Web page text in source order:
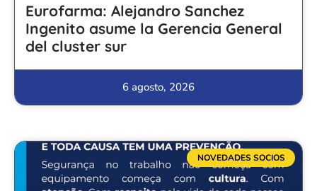
Eurofarma: Alejandro Sanchez
Ingenito asume la Gerencia General
del cluster sur
6 agosto, 2026
NOVEDADES SOCIOS